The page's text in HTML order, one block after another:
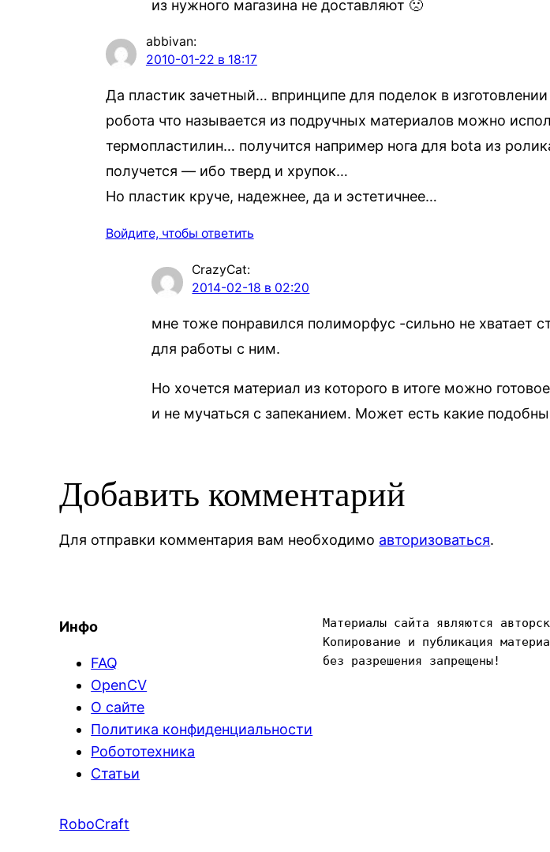
из нужного магазина не доставляют 🙁
abbivan:
2010-01-22 в 18:17
Да пластик зачетный… впринципе для поделок в
робота что называется из подручных материалов можно
термопластилин… получится например нога для bota из
получется — ибо тверд и хрупок…
Но пластик круче, надежнее, да и эстетичнее…
Войдите, чтобы ответить
CrazyCat:
2014-02-18 в 02:20
мне тоже понравился полиморфус -сильно не хватает
для работы с ним.
Но хочется материал из которого в итоге можно
и не мучаться с запеканием. Может есть какие
Добавить комментарий
Для отправки комментария вам необходимо авторизоваться.
Инфо
FAQ
OpenCV
О сайте
Политика конфиденциальности
Робототехника
Статьи
Материалы сайта являются
Копирование и публикация
без разрешения запрещены!
RoboCraft